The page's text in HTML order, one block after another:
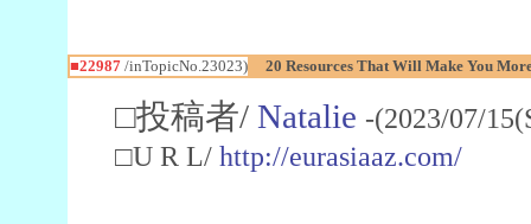
■22987/inTopicNo.23023) 20 Resources That Will Make You
□投稿者/ Natalie -(2023/07/
□U R L/ http://eurasiaaz.com/